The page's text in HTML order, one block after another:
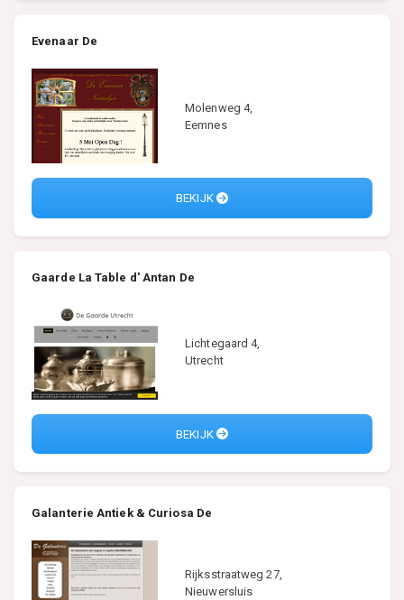
Evenaar De
Molenweg 4,
Eemnes
BEKIJK
Gaarde La Table d' Antan De
Lichtegaard 4,
Utrecht
BEKIJK
Galanterie Antiek & Curiosa De
Rijksstraatweg 27,
Nieuwersluis